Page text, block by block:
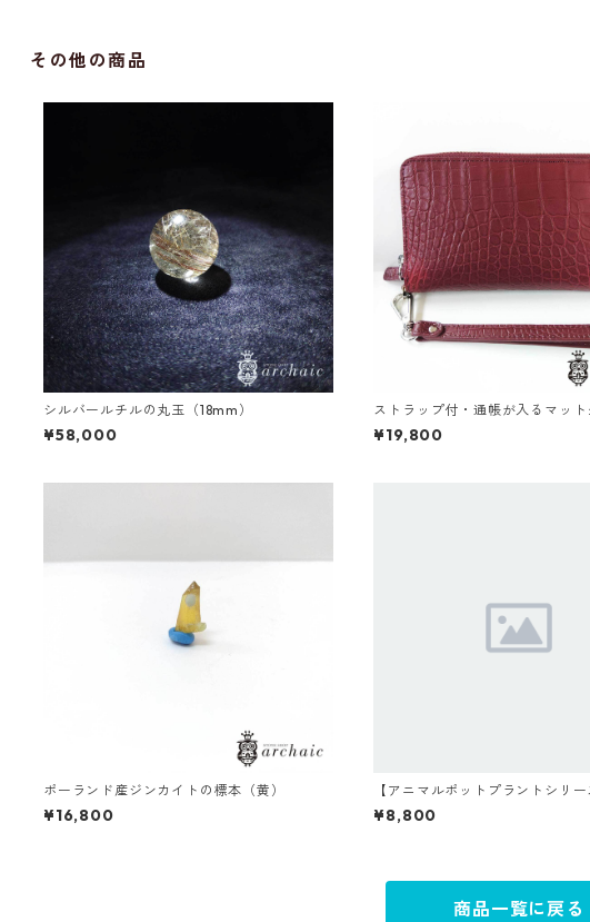
その他の商品
シルバールチルの丸玉（18mm）
¥58,000
ストラップ付・通帳が入るマッ
財布（全3色）
¥19,800
ポーランド産ジンカイトの標本（黄）
¥16,800
【アニマルポットプラントシリ
ー×セレウス×丸サボテン
¥8,800
商品一覧に戻る